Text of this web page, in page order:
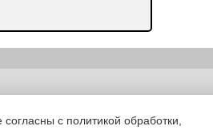
|E-mail
с политикой обработки,